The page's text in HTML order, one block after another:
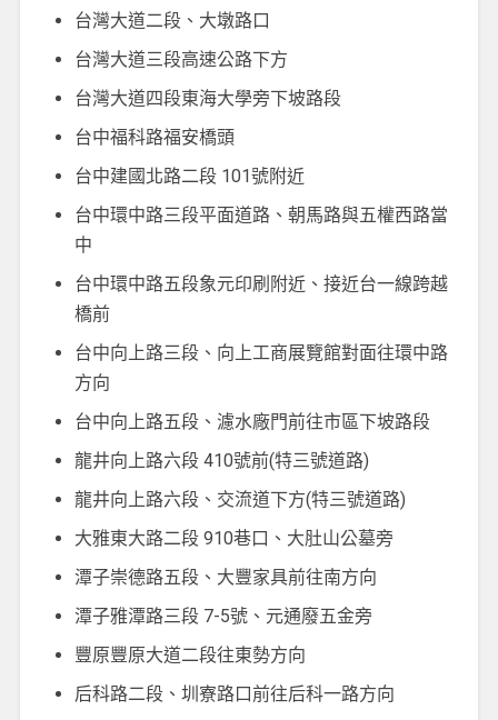
台灣大道二段、大墩路口
台灣大道三段高速公路下方
台灣大道四段東海大學旁下坡路段
台中福科路福安橋頭
台中建國北路二段 101號附近
台中環中路三段平面道路、朝馬路與五權西路當
中
台中環中路五段象元印刷附近、接近台一線跨越
橋前
台中向上路三段、向上工商展覽館對面往環中路
方向
台中向上路五段、濾水廠門前往市區下坡路段
龍井向上路六段 410號前(特三號道路)
龍井向上路六段、交流道下方(特三號道路)
大雅東大路二段 910巷口、大肚山公墓旁
潭子崇德路五段、大豐家具前往南方向
潭子雅潭路三段 7-5號、元通廢五金旁
豐原豐原大道二段往東勢方向
后科路二段、圳寮路口前往后科一路方向